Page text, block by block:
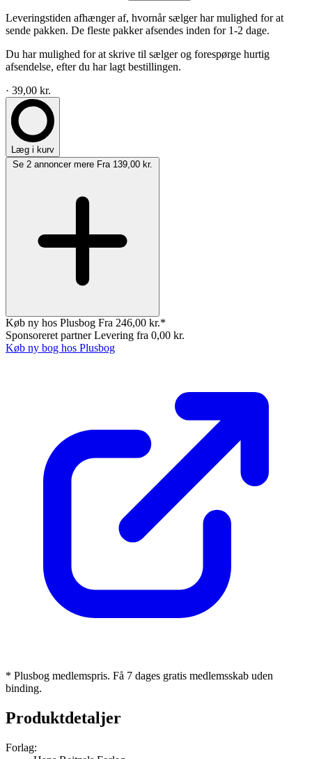
Leveringstiden afhænger af, hvornår sælger har mulighed for at
sende pakken. De fleste pakker afsendes inden for 1-2 dage.
Du har mulighed for at skrive til sælger og forespørge hurtig
afsendelse, efter du har lagt bestillingen.
· 39,00 kr.
Læg i kurv
Se 2 annoncer mere Fra 139,00 kr.
Køb ny hos Plusbog Fra 246,00 kr.*
Sponsoreret partnerLevering fra 0,00 kr.
Køb ny bog hos Plusbog
* Plusbog medlemspris. Få 7 dages gratis medlemsskab uden
binding.
Produktdetaljer
Forlag: